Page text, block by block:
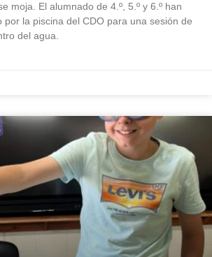
moja. El alumnado de 4.º, 5.º y 6.º han
por la piscina del CDO para una sesión de
del agua.